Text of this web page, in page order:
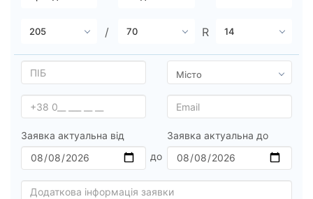
Заявка актуальна від Заявка актуальна до